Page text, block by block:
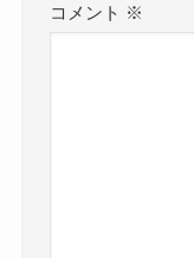
コメント ※